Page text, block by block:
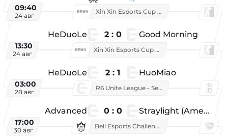
09:40
24 авг
Xin Xin Esports Cup 2025
HeDuoLe 2 : 0 Good Morning
13:30
24 авг
Xin Xin Esports Cup 2026
HeDuoLe 2 : 1 HuoMiao
03:00
28 авг
R6 Unite League - Season 1
Advanced 0 : 0 Straylight (American team)
17:00
30 авг
Bell Esports Challenge 2026